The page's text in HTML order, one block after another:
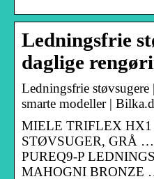
Ledningsfrie
daglige
Ledningsfrie
smarte modeller |
MIELE TRIFLEX
STØVSUGER, GRÅ
PUREQ9-P
MAHOGNI BRONZE